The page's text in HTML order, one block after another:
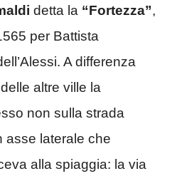
detta la “Fortezza”,
per Battista
A differenza
altre ville la
non sulla strada
asse laterale che
alla spiaggia: la via